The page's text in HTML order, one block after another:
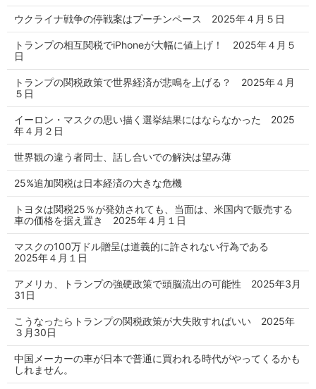
ウクライナ戦争の停戦案はプーチンペース 2025年４月５日
トランプの相互関税でiPhoneが大幅に値上げ！ 2025年４月５
日
トランプの関税政策で世界経済が悲鳴を上げる？ 2025年４月
５日
イーロン・マスクの思い描く選挙結果にはならなかった 2025
年４月２日
世界観の違う者同士、話し合いでの解決は望み薄
25%追加関税は日本経済の大きな危機
トヨタは関税25％が発効されても、当面は、米国内で販売する
車の価格を据え置き 2025年４月１日
マスクの100万ドル贈呈は道義的に許されない行為である
2025年４月１日
アメリカ、トランプの強硬政策で頭脳流出の可能性 2025年3月
31日
こうなったらトランプの関税政策が大失敗すればいい 2025年
３月30日
中国メーカーの車が日本で普通に買われる時代がやってくるかも
しれません。